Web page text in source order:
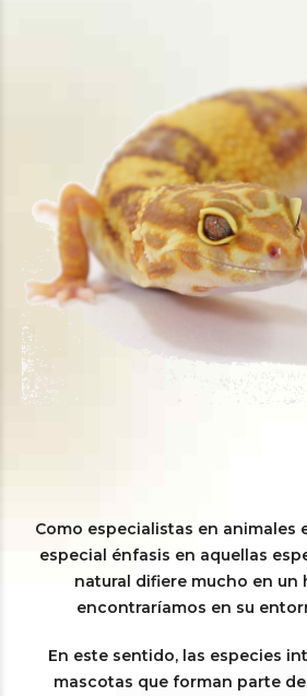
Como especialistas en animales
especial énfasis en aquellas
natural difiere mucho en un
encontraríamos en su
En este sentido, las especies
mascotas que forman parte